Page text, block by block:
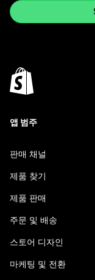
앱 범주
판매 채널
제품 찾기
제품 판매
주문 및 배송
스토어 디자인
마케팅 및 전환